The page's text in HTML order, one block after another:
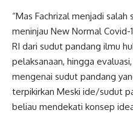
“Mas Fachrizal menjadi
meninjau New Normal
RI dari sudut pandang ilmu
pelaksanaan, hingga
mengenai sudut pandang
terpikirkan Meski ide/sudut
beliau mendekati konsep